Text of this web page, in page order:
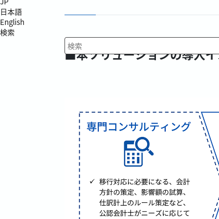
日本語
English
検索
検索キーワード入力
■本ソリューションの導入